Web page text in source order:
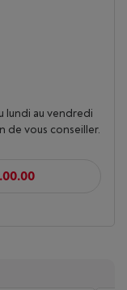
au vendredi
de vous conseiller.